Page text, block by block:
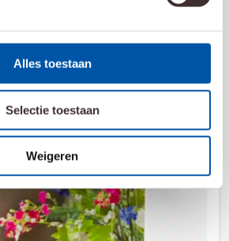
Alles toestaan
Selectie toestaan
Weigeren
de feestdagen